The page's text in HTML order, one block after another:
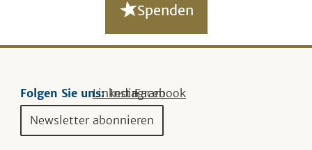
Spenden
Folgen Sie uns:Linkedin
Instagram
Facebook
Newsletter abonnieren